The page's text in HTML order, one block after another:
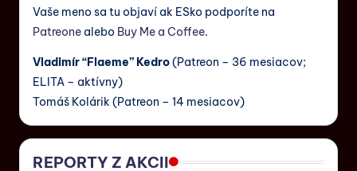
Vaše meno sa tu objaví ak ESko podporíte na
Patreone alebo Buy Me a Coffee.
Vladimír “Flaeme” Kedro(Patreon – 36 mesiacov;
ELITA – aktívny)
Tomáš Kolárik (Patreon – 14 mesiacov)
REPORTY Z AKCII